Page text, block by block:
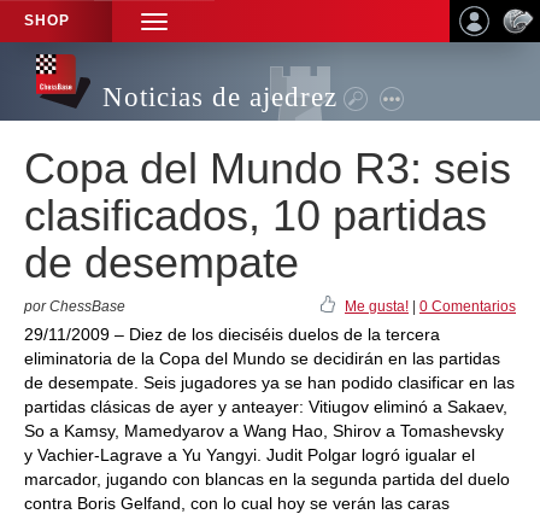
SHOP
TOGGLE
NAVIGATION
Noticias de ajedrez
Copa del Mundo R3: seis
clasificados, 10 partidas
de desempate
por ChessBase Me gusta! 0 Comentarios
29/11/2009 – Diez de los dieciséis duelos de la tercera
eliminatoria de la Copa del Mundo se decidirán en las partidas
de desempate. Seis jugadores ya se han podido clasificar en las
partidas clásicas de ayer y anteayer: Vitiugov eliminó a Sakaev,
So a Kamsy, Mamedyarov a Wang Hao, Shirov a Tomashevsky
y Vachier-Lagrave a Yu Yangyi. Judit Polgar logró igualar el
marcador, jugando con blancas en la segunda partida del duelo
contra Boris Gelfand, con lo cual hoy se verán las caras